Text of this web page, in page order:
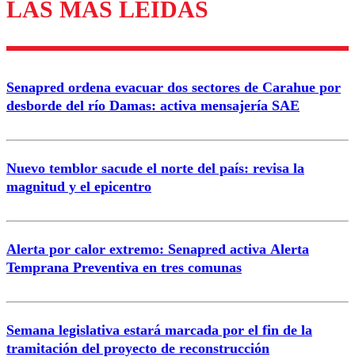
Los comentarios son moderados para garantizar un
diálogo respetuoso.
Correo
LAS MÁS LEÍDAS
Senapred ordena evacuar dos sectores de Carahue por
desborde del río Damas: activa mensajería SAE
Nuevo temblor sacude el norte del país: revisa la
magnitud y el epicentro
Alerta por calor extremo: Senapred activa Alerta
Temprana Preventiva en tres comunas
Semana legislativa estará marcada por el fin de la
tramitación del proyecto de reconstrucción